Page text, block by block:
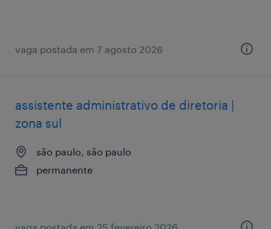
vaga postada em 7 agosto 2026
assistente administrativo de diretoria |
zona sul
são paulo, são paulo
permanente